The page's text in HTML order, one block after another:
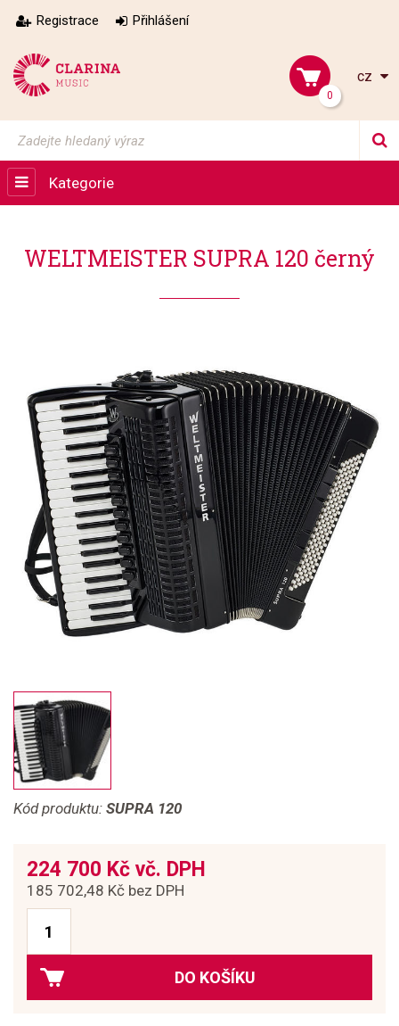
Registrace Přihlášení
0
cz
Kategorie
WELTMEISTER SUPRA 120 černý
Kód produktu: SUPRA 120
224 700 Kč vč. DPH
185 702,48 Kč bez DPH
DO KOŠÍKU